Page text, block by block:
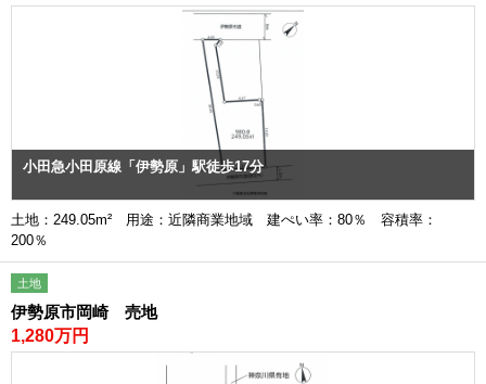
小田急小田原線「伊勢原」駅徒歩17分
土地：249.05m² 用途：近隣商業地域 建ぺい率：80％ 容積率：
200％
土地
伊勢原市岡崎 売地
1,280万円